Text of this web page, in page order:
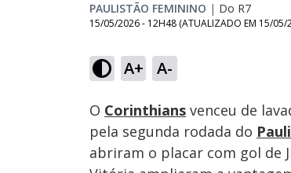
PAULISTÃO FEMININO | Do R7
15/05/2026 - 12H48 (ATUALIZADO EM 15/05/
A+ A-
Ativar
Som
0.91%
O Corinthians venceu de
pela segunda rodada do
abriram o placar com gol de